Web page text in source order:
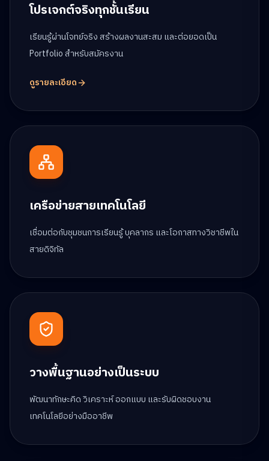
โปรเจกต์จริงทุกชั้นเรียน
เรียนรู้ผ่านโจทย์จริง สร้างผลงานสะสม และต่อยอดเป็น
Portfolio สำหรับสมัครงาน
ดูรายละเอียด
เครือข่ายสายเทคโนโลยี
เชื่อมต่อกับชุมชนการเรียนรู้ บุคลากร และโอกาสทางวิชาชีพใน
สายดิจิทัล
วางพื้นฐานอย่างเป็นระบบ
พัฒนาทักษะคิด วิเคราะห์ ออกแบบ และรับผิดชอบงาน
เทคโนโลยีอย่างมืออาชีพ